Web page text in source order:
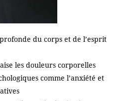
du corps et de l’esprit
les douleurs corporelles
comme l’anxiété et